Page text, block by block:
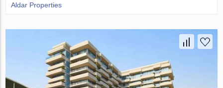
Aldar Properties